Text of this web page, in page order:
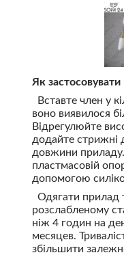
Як
Вставте член у
воно виявилося
Відрегулюйте
додайте стрижні
довжини приладу.
пластмасовій
допомогою
Одягати прилад
розслабленому
ніж 4 годин на
месяцев.
збільшити